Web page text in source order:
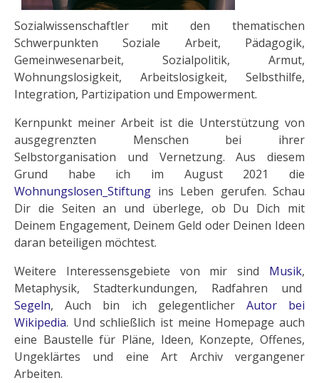
Sozialwissenschaftler mit den thematischen
Schwerpunkten Soziale Arbeit, Pädagogik,
Gemeinwesenarbeit, Sozialpolitik, Armut,
Wohnungslosigkeit, Arbeitslosigkeit, Selbsthilfe,
Integration, Partizipation und Empowerment.
Kernpunkt meiner Arbeit ist die Unterstützung von
ausgegrenzten Menschen bei ihrer
Selbstorganisation und Vernetzung. Aus diesem
Grund habe ich im August 2021 die
Wohnungslosen_Stiftung ins Leben gerufen. Schau
Dir die Seiten an und überlege, ob Du Dich mit
Deinem Engagement, Deinem Geld oder Deinen Ideen
daran beteiligen möchtest.
Weitere Interessensgebiete von mir sind Musik,
Metaphysik, Stadterkundungen, Radfahren und
Segeln, Auch bin ich gelegentlicher Autor bei
Wikipedia. Und schließlich ist meine Homepage auch
eine Baustelle für Pläne, Ideen, Konzepte, Offenes,
Ungeklärtes und eine Art Archiv vergangener
Arbeiten.